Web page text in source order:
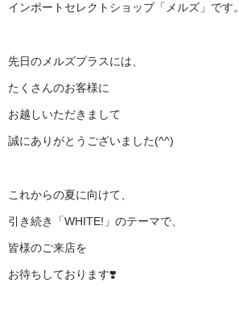
インポートセレクトショップ「メルズ」です。
先日のメルズプラスには、
たくさんのお客様に
お越しいただきまして
誠にありがとうございました(^^)
これからの夏に向けて、
引き続き「WHITE!」のテーマで、
皆様のご来店を
お待ちしております❣️